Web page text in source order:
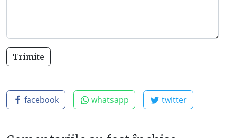
facebook whatsapp twitter